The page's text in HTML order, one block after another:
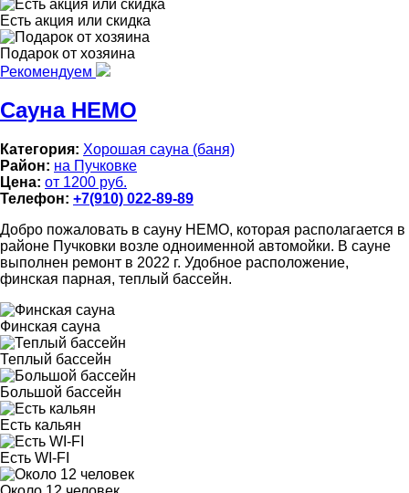
Есть акция или скидка
Подарок от хозяина
Рекомендуем
Сауна НЕМО
Категория: Хорошая сауна (баня)
Район: на Пучковке
Цена: от 1200 руб.
Телефон: +7(910) 022-89-89
Добро пожаловать в сауну НЕМО, которая располагается в
районе Пучковки возле одноименной автомойки. В сауне
выполнен ремонт в 2022 г. Удобное расположение,
финская парная, теплый бассейн.
Финская сауна
Теплый бассейн
Большой бассейн
Есть кальян
Есть WI-FI